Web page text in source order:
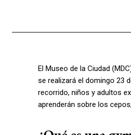
El Museo de la Ciudad
se realizará el domingo 23
recorrido, niños y adultos
aprenderán sobre los